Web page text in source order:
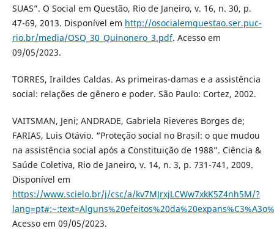
SUAS”. O Social em Questão, Rio de Janeiro, v. 16, n. 30, p.
47-69, 2013. Disponível em http://osocialemquestao.ser.puc-
rio.br/media/OSQ_30_Quinonero_3.pdf. Acesso em
09/05/2023.
TORRES, Iraildes Caldas. As primeiras-damas e a assistência
social: relações de gênero e poder. São Paulo: Cortez, 2002.
VAITSMAN, Jeni; ANDRADE, Gabriela Rieveres Borges de;
FARIAS, Luis Otávio. “Proteção social no Brasil: o que mudou
na assistência social após a Constituição de 1988”. Ciência &
Saúde Coletiva, Rio de Janeiro, v. 14, n. 3, p. 731-741, 2009.
Disponível em
https://www.scielo.br/j/csc/a/kv7MJrxjLCWw7xkK5Z4nh5M/?
Acesso em 09/05/2023.